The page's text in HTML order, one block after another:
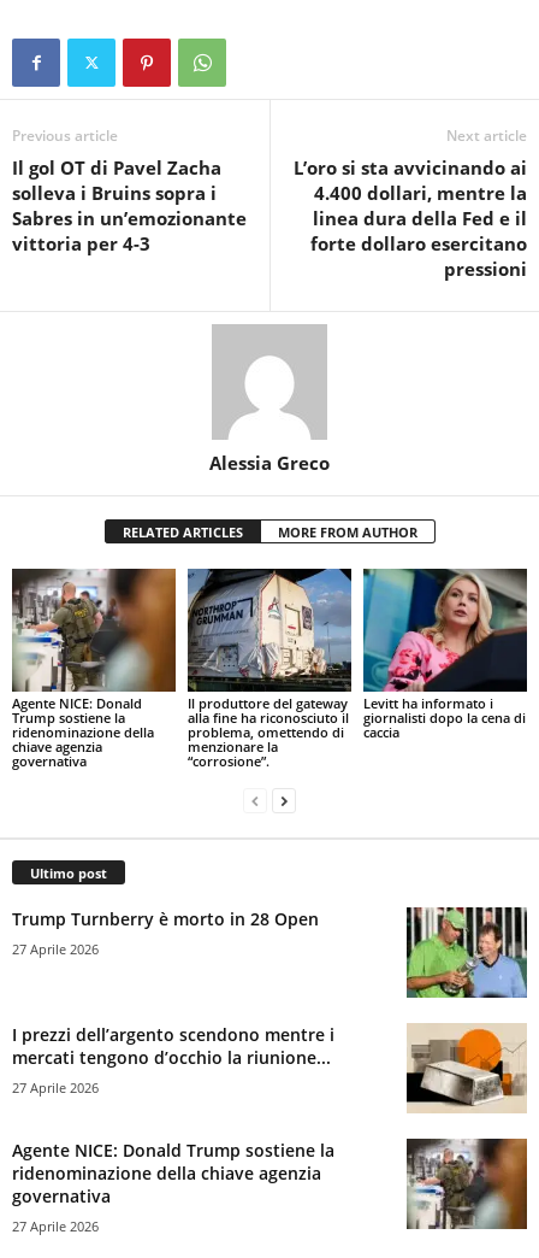
Previous article
Il gol OT di Pavel Zacha
solleva i Bruins sopra i
Sabres in un’emozionante
vittoria per 4-3
Next article
L’oro si sta avvicinando ai
4.400 dollari, mentre la
linea dura della Fed e il
forte dollaro esercitano
pressioni
Alessia Greco
RELATED ARTICLES MORE FROM AUTHOR
Agente NICE: Donald
Trump sostiene la
ridenominazione della
chiave agenzia
governativa
Il produttore del gateway
alla fine ha riconosciuto il
problema, omettendo di
menzionare la
“corrosione”.
Levitt ha informato i
giornalisti dopo la cena di
caccia
Ultimo post
Trump Turnberry è morto in 28 Open
27 Aprile 2026
I prezzi dell’argento scendono mentre i
mercati tengono d’occhio la riunione...
27 Aprile 2026
Agente NICE: Donald Trump sostiene la
ridenominazione della chiave agenzia
governativa
27 Aprile 2026